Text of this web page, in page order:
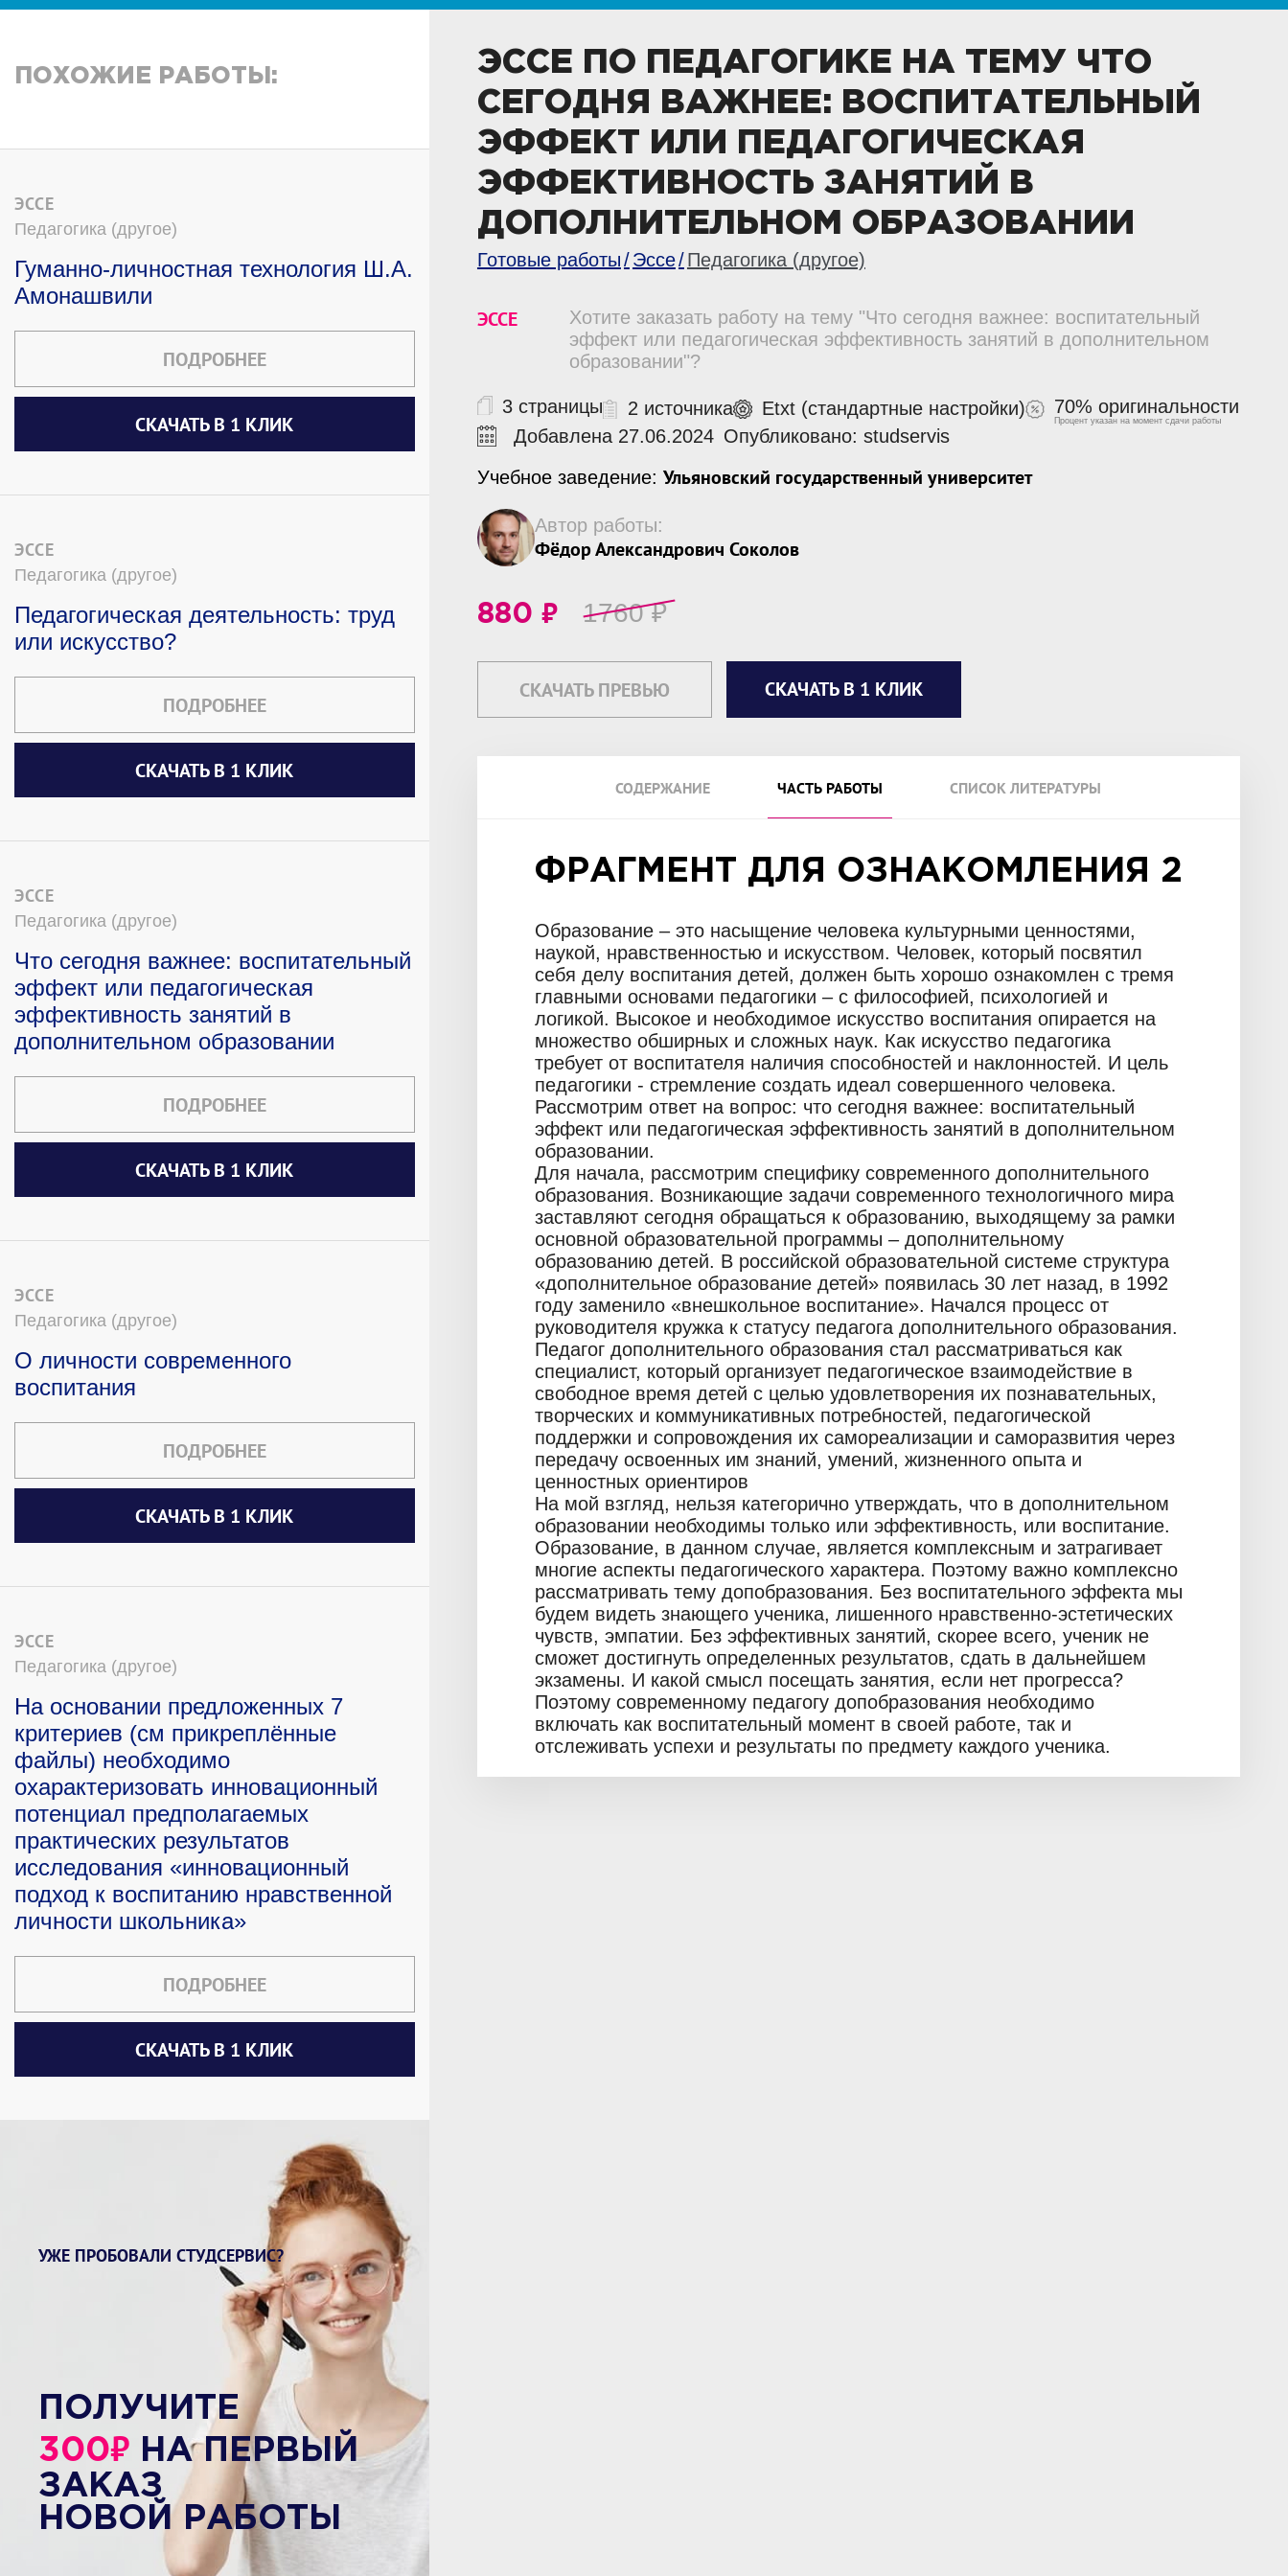
ПОХОЖИЕ РАБОТЫ:
ЭССЕ
Педагогика (другое)
Гуманно-личностная технология Ш.А.
Амонашвили
ПОДРОБНЕЕ
СКАЧАТЬ В 1 КЛИК
ЭССЕ
Педагогика (другое)
Педагогическая деятельность: труд
или искусство?
ПОДРОБНЕЕ
СКАЧАТЬ В 1 КЛИК
ЭССЕ
Педагогика (другое)
Что сегодня важнее: воспитательный
эффект или педагогическая
эффективность занятий в
дополнительном образовании
ПОДРОБНЕЕ
СКАЧАТЬ В 1 КЛИК
ЭССЕ
Педагогика (другое)
О личности современного
воспитания
ПОДРОБНЕЕ
СКАЧАТЬ В 1 КЛИК
ЭССЕ
Педагогика (другое)
На основании предложенных 7
критериев (см прикреплённые
файлы) необходимо
охарактеризовать инновационный
потенциал предполагаемых
практических результатов
исследования «инновационный
подход к воспитанию нравственной
личности школьника»
ПОДРОБНЕЕ
СКАЧАТЬ В 1 КЛИК
УЖЕ ПРОБОВАЛИ СТУДСЕРВИС?
ПОЛУЧИТЕ
300₽ НА ПЕРВЫЙ
ЗАКАЗ
НОВОЙ РАБОТЫ
ЭССЕ ПО ПЕДАГОГИКЕ НА ТЕМУ ЧТО
СЕГОДНЯ ВАЖНЕЕ: ВОСПИТАТЕЛЬНЫЙ
ЭФФЕКТ ИЛИ ПЕДАГОГИЧЕСКАЯ
ЭФФЕКТИВНОСТЬ ЗАНЯТИЙ В
ДОПОЛНИТЕЛЬНОМ ОБРАЗОВАНИИ
Готовые работы Эссе Педагогика (другое)
ЭССЕ
Хотите заказать работу на тему "Что сегодня важнее: воспитательный
эффект или педагогическая эффективность занятий в дополнительном
образовании"?
3 страницы 2 источника Etxt (стандартные настройки) 70% оригинальности
Процент указан на момент сдачи работы
Добавлена 27.06.2024 Опубликовано: studservis
Учебное заведение: Ульяновский государственный университет
Автор работы:
Фёдор Александрович Соколов
880 ₽ 1760₽
СКАЧАТЬ ПРЕВЬЮ СКАЧАТЬ В 1 КЛИК
СОДЕРЖАНИЕ ЧАСТЬ РАБОТЫ СПИСОК ЛИТЕРАТУРЫ
ФРАГМЕНТ ДЛЯ ОЗНАКОМЛЕНИЯ 2
Образование – это насыщение человека культурными ценностями,
наукой, нравственностью и искусством. Человек, который посвятил
себя делу воспитания детей, должен быть хорошо ознакомлен с тремя
главными основами педагогики – с философией, психологией и
логикой. Высокое и необходимое искусство воспитания опирается на
множество обширных и сложных наук. Как искусство педагогика
требует от воспитателя наличия способностей и наклонностей. И цель
педагогики - стремление создать идеал совершенного человека.
Рассмотрим ответ на вопрос: что сегодня важнее: воспитательный
эффект или педагогическая эффективность занятий в дополнительном
образовании.
Для начала, рассмотрим специфику современного дополнительного
образования. Возникающие задачи современного технологичного мира
заставляют сегодня обращаться к образованию, выходящему за рамки
основной образовательной программы – дополнительному
образованию детей. В российской образовательной системе структура
«дополнительное образование детей» появилась 30 лет назад, в 1992
году заменило «внешкольное воспитание». Начался процесс от
руководителя кружка к статусу педагога дополнительного образования.
Педагог дополнительного образования стал рассматриваться как
специалист, который организует педагогическое взаимодействие в
свободное время детей с целью удовлетворения их познавательных,
творческих и коммуникативных потребностей, педагогической
поддержки и сопровождения их самореализации и саморазвития через
передачу освоенных им знаний, умений, жизненного опыта и
ценностных ориентиров
На мой взгляд, нельзя категорично утверждать, что в дополнительном
образовании необходимы только или эффективность, или воспитание.
Образование, в данном случае, является комплексным и затрагивает
многие аспекты педагогического характера. Поэтому важно комплексно
рассматривать тему допобразования. Без воспитательного эффекта мы
будем видеть знающего ученика, лишенного нравственно-эстетических
чувств, эмпатии. Без эффективных занятий, скорее всего, ученик не
сможет достигнуть определенных результатов, сдать в дальнейшем
экзамены. И какой смысл посещать занятия, если нет прогресса?
Поэтому современному педагогу допобразования необходимо
включать как воспитательный момент в своей работе, так и
отслеживать успехи и результаты по предмету каждого ученика.